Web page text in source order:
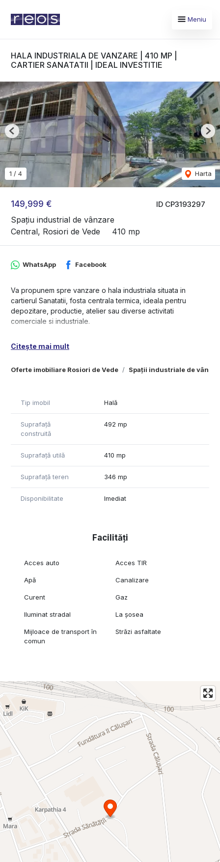
Meniu
HALA INDUSTRIALA DE VANZARE | 410 MP |
CARTIER SANATATII | IDEAL INVESTITIE
ID CP3193297
149,999 €
Spațiu industrial de vânzare
Central, Rosiori de Vede
410 mp
1 / 4 Harta
Previous
Oferte imobiliare Rosiori de Vede Spații industriale de
WhatsApp Facebook
Va propunem spre vanzare o hala industriala situata in
cartierul Sanatatii, fosta centrala termica, ideala pentru
depozitare, productie, atelier sau diverse activitati
comerciale si industriale.
si utilitati complete, oferind multiple posibilitati de utilizare si
✔ Suprafata utila: 347 mp
✔ Constructie din caramida
Utilitati:
✔ Apa
✔ Curent electric trifazic
✔ Posibilitate racordare gaze
Avantaje:
• Constructie solida
vizionari, va rugam sa ne contactati.
Citește mai mult
Tip imobil Hală
Suprafață
construită
492 mp
Suprafață utilă 410 mp
Suprafață teren 346 mp
Disponibilitate Imediat
Facilități
Acces auto Acces TIR
Apă Canalizare
Curent Gaz
Iluminat stradal La șosea
Mijloace de transport în
comun
Străzi asfaltate